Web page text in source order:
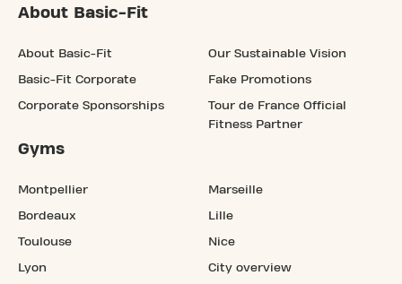
About Basic-Fit
About Basic-Fit
Basic-Fit Corporate
Corporate Sponsorships
Our Sustainable Vision
Fake Promotions
Tour de France Official
Fitness Partner
Gyms
Montpellier
Bordeaux
Toulouse
Lyon
Marseille
Lille
Nice
City overview